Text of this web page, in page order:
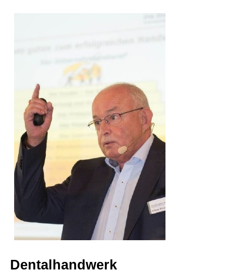
Beratungen
Bücher
Presse-Lounge
Kontakt
Newsletter
Dentalhandwerk